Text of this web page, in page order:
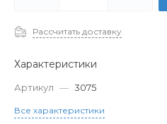
Рассчитать доставку
Характеристики
Артикул — 3075
Все характеристики